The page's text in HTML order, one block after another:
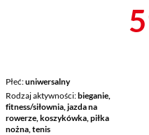
Płeć uniwersalny
Rodzaj aktywności bieganie,
fitness/siłownia, jazda na
rowerze, koszykówka, piłka
nożna, tenis